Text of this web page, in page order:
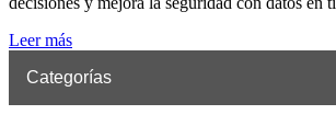
Leer más
Categorías